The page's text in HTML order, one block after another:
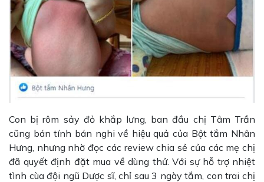
Con bị rôm sảy đỏ khắp lưng, ban đầu chị Tâm Trần
cũng bán tính bán nghi về hiệu quả của Bột tắm Nhân
Hưng, nhưng nhờ đọc các review chia sẻ của các mẹ chị
đã quyết định đặt mua về dùng thử. Với sự hỗ trợ nhiệt
tình cùa đội ngũ Dược sĩ, chỉ sau 3 ngày tắm, con trai chị